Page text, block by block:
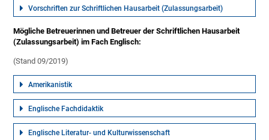
Vorschriften zur Schriftlichen Hausarbeit (Zulassungsarbeit)
Mögliche Betreuerinnen und Betreuer der Schriftlichen Hausarbeit
(Zulassungsarbeit) im Fach Englisch:
(Stand 09/2019)
Amerikanistik
Englische Fachdidaktik
Englische Literatur- und Kulturwissenschaft